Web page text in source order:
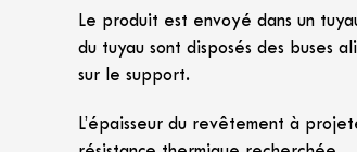
Le produit est envoyé dans un
du tuyau sont disposés des buses
sur le support.
L’épaisseur du revêtement à